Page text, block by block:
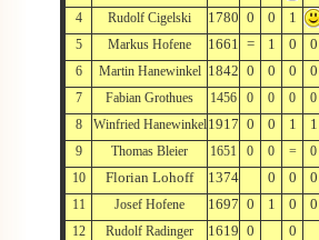
4
Rudolf Cigelski 1780 0 0 1
5 Markus Hofene 1661 = 1 0 0
6 Martin Hanewinkel 1842 0 0 0 0
7 Fabian Grothues 1456 0 0 0
0
8
Winfried Hanewinkel1917 0 0 1 1
9 Thomas Bleier 1651 0 0 =
0
10
Florian Lohoff 1374 0 0 0
11 Josef Hofene 1697 0 1 0 0
12 Rudolf Radinger 1619 0 0